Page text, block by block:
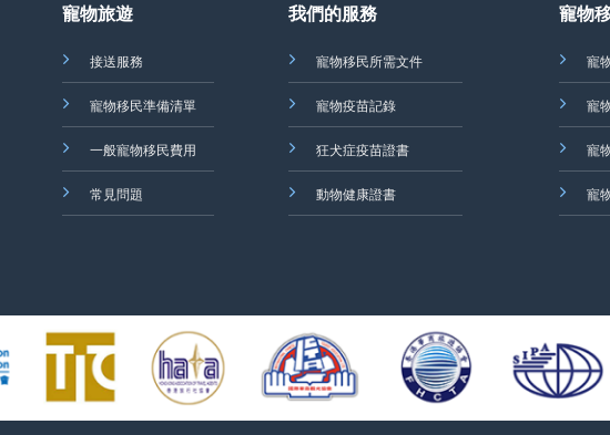
寵物旅遊
接送服務
寵物移民準備清單
一般寵物移民費用
常見問題
我們的服務
寵物移民所需文件
寵物疫苗記錄
狂犬症疫苗證書
動物健康證書
寵物
寵
寵
寵
寵